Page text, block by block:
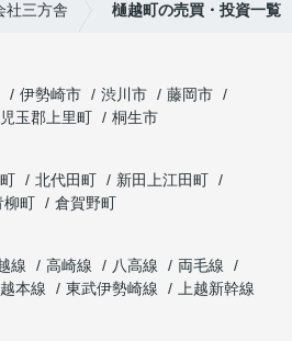
社三方舎 樋越町の売買・投資一覧
伊勢崎市 渋川市
藤岡市
児玉郡上里町
桐生市
北代田町
新田上江田町
柳町
倉賀野町
線 高崎線 八高線
両毛線
本線 東武伊勢崎線
上越新幹線